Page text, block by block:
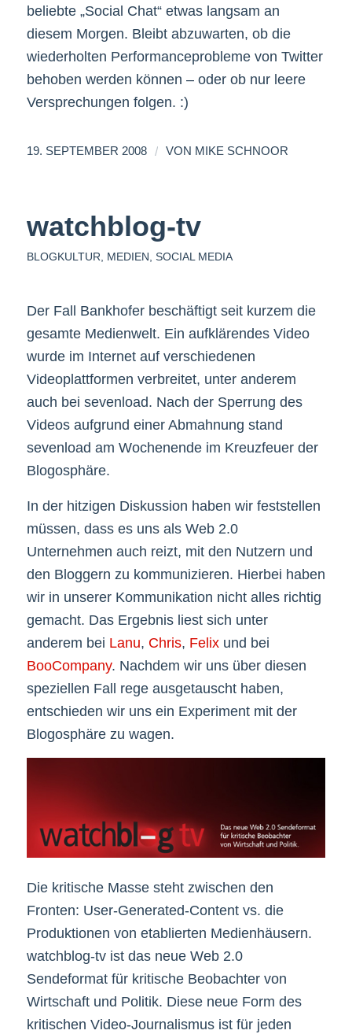
beliebte „Social Chat“ etwas langsam an
diesem Morgen. Bleibt abzuwarten, ob die
wiederholten Performanceprobleme von Twitter
behoben werden können – oder ob nur leere
Versprechungen folgen. :)
19. SEPTEMBER 2008 / VON MIKE SCHNOOR
watchblog-tv
BLOGKULTUR MEDIEN SOCIAL MEDIA
Der Fall Bankhofer beschäftigt seit kurzem die
gesamte Medienwelt. Ein aufklärendes Video
wurde im Internet auf verschiedenen
Videoplattformen verbreitet, unter anderem
auch bei sevenload. Nach der Sperrung des
Videos aufgrund einer Abmahnung stand
sevenload am Wochenende im Kreuzfeuer der
Blogosphäre.
In der hitzigen Diskussion haben wir feststellen
müssen, dass es uns als Web 2.0
Unternehmen auch reizt, mit den Nutzern und
den Bloggern zu kommunizieren. Hierbei haben
wir in unserer Kommunikation nicht alles richtig
gemacht. Das Ergebnis liest sich unter
anderem bei Lanu, Chris, Felixund bei
BooCompany. Nachdem wir uns über diesen
speziellen Fall rege ausgetauscht haben,
entschieden wir uns ein Experiment mit der
Blogosphäre zu wagen.
Die kritische Masse steht zwischen den
Fronten: User-Generated-Content vs. die
Produktionen von etablierten Medienhäusern.
watchblog-tv ist das neue Web 2.0
Sendeformat für kritische Beobachter von
Wirtschaft und Politik. Diese neue Form des
kritischen Video-Journalismus ist für jeden